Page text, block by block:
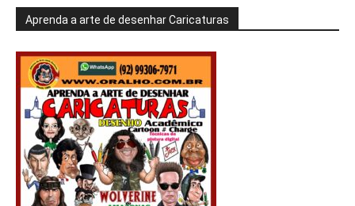
Aprenda a arte de desenhar Caricaturas